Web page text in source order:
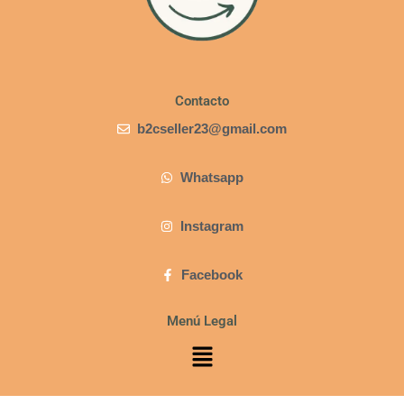
Contacto
b2cseller23@gmail.com
Whatsapp
Instagram
Facebook
Menú Legal
Menú